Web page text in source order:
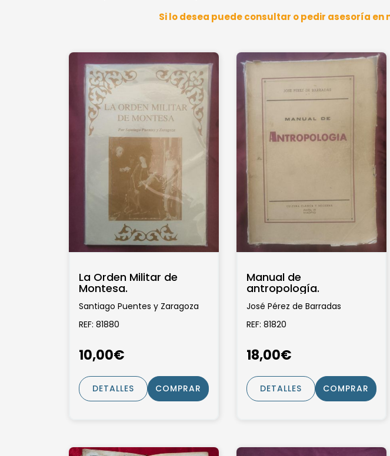
Si lo desea puede consultar o pedir asesoría
La Orden Militar de
Montesa.
Santiago Puentes y Zaragoza
REF: 81880
10,00€
DETALLES COMPRAR
Manual de
antropología.
José Pérez de Barradas
REF: 81820
18,00€
DETALLES COMPRAR